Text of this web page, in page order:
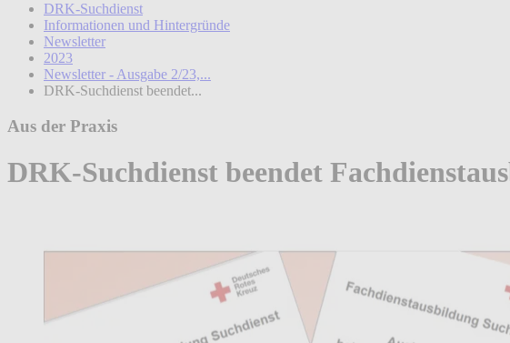
DRK-Suchdienst
Informationen und Hintergründe
Newsletter
2023
Newsletter - Ausgabe 2/23,...
DRK-Suchdienst beendet...
Aus der Praxis
DRK-Suchdienst beendet